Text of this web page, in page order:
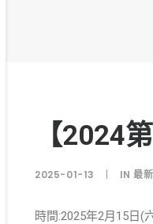
【2024
2025-01-13 | IN最
時間:2025年2月15日(